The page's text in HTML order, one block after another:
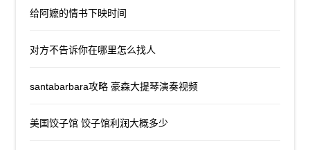
给阿嬷的情书下映时间
对方不告诉你在哪里怎么找人
santabarbara攻略 豪森大提琴演奏视频
美国饺子馆 饺子馆利润大概多少